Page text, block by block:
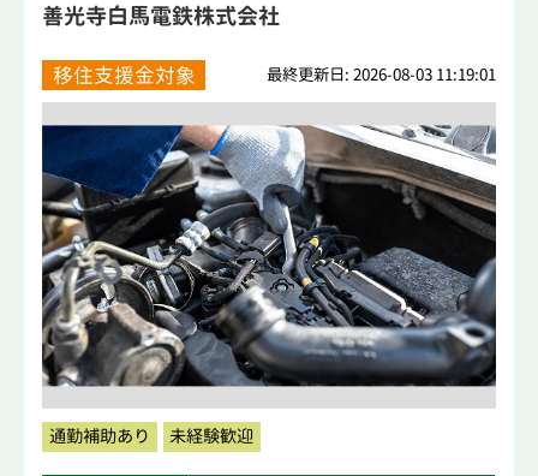
善光寺白馬電鉄株式会社
移住支援金対象 最終更新日: 2026-08-03 11:19:01
通勤補助あり 未経験歓迎